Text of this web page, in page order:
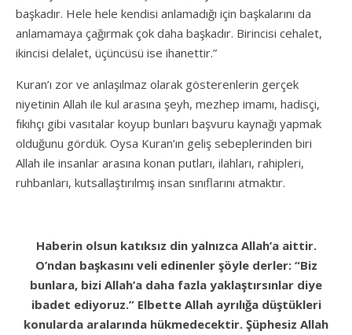
başkadır. Hele hele kendisi anlamadığı için başkalarını da
anlamamaya çağırmak çok daha başkadır. Birincisi cehalet,
ikincisi delalet, üçüncüsü ise ihanettir.”
Kuran’ı zor ve anlaşılmaz olarak gösterenlerin gerçek
niyetinin Allah ile kul arasına şeyh, mezhep imamı, hadisçi,
fıkıhçı gibi vasıtalar koyup bunları başvuru kaynağı yapmak
olduğunu gördük. Oysa Kuran’ın geliş sebeplerinden biri
Allah ile insanlar arasına konan putları, ilahları, rahipleri,
ruhbanları, kutsallaştırılmış insan sınıflarını atmaktır.
Haberin olsun katıksız din yalnızca Allah’a aittir.
O’ndan başkasını veli edinenler şöyle derler: “Biz
bunlara, bizi Allah’a daha fazla yaklaştırsınlar diye
ibadet ediyoruz.” Elbette Allah ayrılığa düştükleri
konularda aralarında hükmedecektir. Şüphesiz Allah